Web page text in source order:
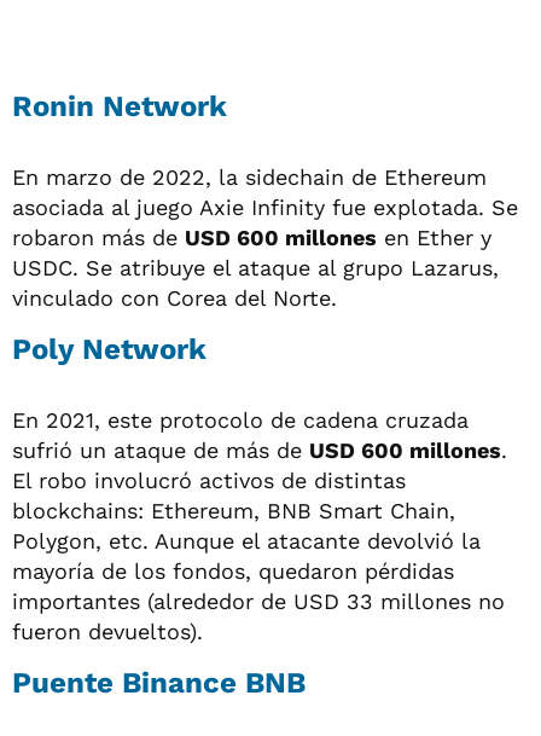
Ronin Network
En marzo de 2022, la sidechain de Ethereum
asociada al juego Axie Infinity fue explotada. Se
robaron más de USD 600 millones en Ether y
USDC. Se atribuye el ataque al grupo Lazarus,
vinculado con Corea del Norte.
Poly Network
En 2021, este protocolo de cadena cruzada
sufrió un ataque de más de USD 600 millones.
El robo involucró activos de distintas
blockchains: Ethereum, BNB Smart Chain,
Polygon, etc. Aunque el atacante devolvió la
mayoría de los fondos, quedaron pérdidas
importantes (alrededor de USD 33 millones no
fueron devueltos).
Puente Binance BNB